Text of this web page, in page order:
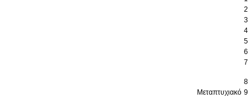
Μεταπτυχιακό